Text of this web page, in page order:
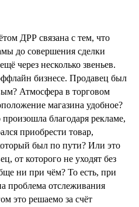
ДРР связана с тем, что
до совершения сделки
через несколько звеньев.
бизнесе. Продавец был
Атмосфера в торговом
магазина удобное?
благодаря рекламе,
приобрести товар,
был по пути? Или это
от которого не уходят без
ни при чём? То есть, при
проблема отслеживания
это решаемо за счёт